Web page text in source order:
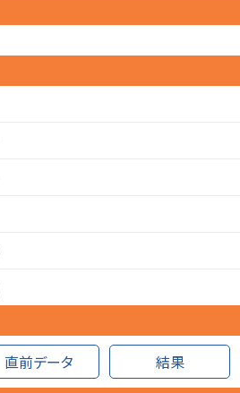
直前データ 結果